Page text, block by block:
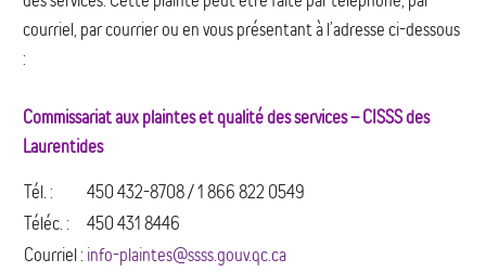
courriel, par courrier ou en vous présentant à l’adresse ci-dessous
:
Commissariat aux plaintes et qualité des services – CISSS des
Laurentides
Tél. :
450 432-8708 / 1 866 822 0549
Téléc. :
450 431 8446
Courriel : info-plaintes@ssss.gouv.qc.ca